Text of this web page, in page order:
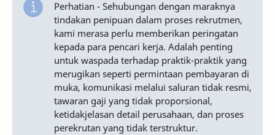
Perhatian - Sehubungan dengan maraknya
tindakan penipuan dalam proses rekrutmen,
kami merasa perlu memberikan peringatan
kepada para pencari kerja. Adalah penting
untuk waspada terhadap praktik-praktik yang
merugikan seperti permintaan pembayaran di
muka, komunikasi melalui saluran tidak resmi,
tawaran gaji yang tidak proporsional,
ketidakjelasan detail perusahaan, dan proses
perekrutan yang tidak terstruktur.